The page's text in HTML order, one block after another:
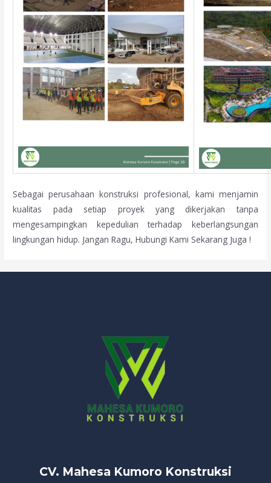
Sebagai perusahaan konstruksi profesional, kami menjamin
kualitas pada setiap proyek yang dikerjakan tanpa
mengesampingkan kepedulian terhadap keberlangsungan
lingkungan hidup. Jangan Ragu, Hubungi Kami Sekarang Juga !
CV. Mahesa Kumoro Konstruksi